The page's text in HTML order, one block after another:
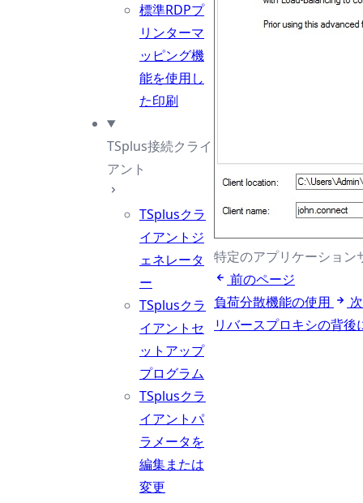
標準RDPプ
リンターマ
ッピング機
能を使用し
た印刷
TSplus接続クライ
アント
TSplusクラ
イアントジ
ェネレータ
ー
TSplusクラ
イアントセ
ットアップ
プログラム
TSplusクラ
イアントパ
ラメータを
編集または
変更
特定のアプリケーション
前のページ
負荷分散機能の使用
リバースプロキシの背